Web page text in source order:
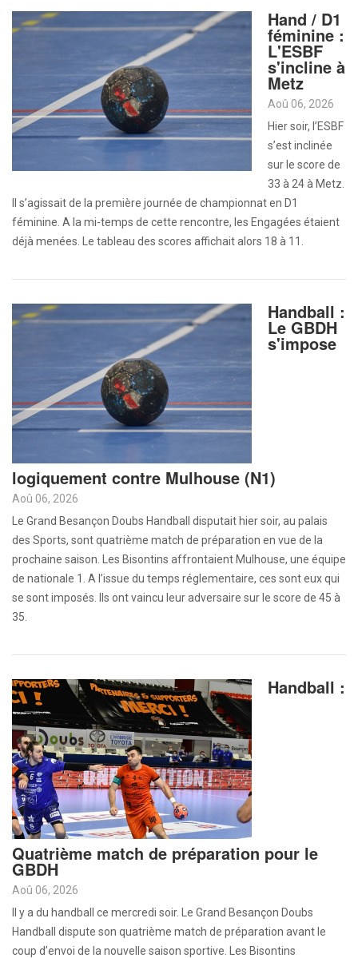
Hand / D1
féminine :
L'ESBF
s'incline à
Metz
Aoû 06, 2026
Hier soir, l’ESBF
s’est inclinée
sur le score de
33 à 24 à Metz.
Il s’agissait de la première journée de championnat en D1
féminine. A la mi-temps de cette rencontre, les Engagées étaient
déjà menées. Le tableau des scores affichait alors 18 à 11.
Handball :
Le GBDH
s'impose
logiquement contre Mulhouse (N1)
Aoû 06, 2026
Le Grand Besançon Doubs Handball disputait hier soir, au palais
des Sports, sont quatrième match de préparation en vue de la
prochaine saison. Les Bisontins affrontaient Mulhouse, une équipe
de nationale 1. A l’issue du temps réglementaire, ces sont eux qui
se sont imposés. Ils ont vaincu leur adversaire sur le score de 45 à
35.
Handball :
Quatrième match de préparation pour le
GBDH
Aoû 06, 2026
Il y a du handball ce mercredi soir. Le Grand Besançon Doubs
Handball dispute son quatrième match de préparation avant le
coup d’envoi de la nouvelle saison sportive. Les Bisontins